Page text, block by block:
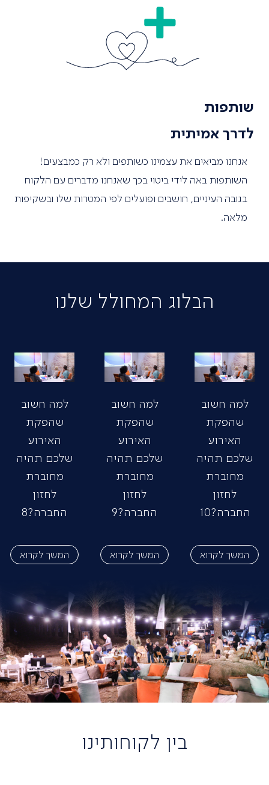
שותפות
לדרך אמיתית
אנחנו מביאים את עצמינו כשותפים ולא רק כמבצעים!
השותפות באה לידי ביטוי בכך שאנחנו מדברים עם הלקוח
בגובה העיניים, חושבים ופועלים לפי המטרות שלו ובשקיפות
מלאה.
הבלוג המחולל שלנו
למה חשוב
שהפקת
האירוע
שלכם תהיה
מחוברת
לחזון
החברה?10
המשך לקרוא
למה חשוב
שהפקת
האירוע
שלכם תהיה
מחוברת
לחזון
החברה?9
המשך לקרוא
למה חשוב
שהפקת
האירוע
שלכם תהיה
מחוברת
לחזון
החברה?8
המשך לקרוא
בין לקוחותינו